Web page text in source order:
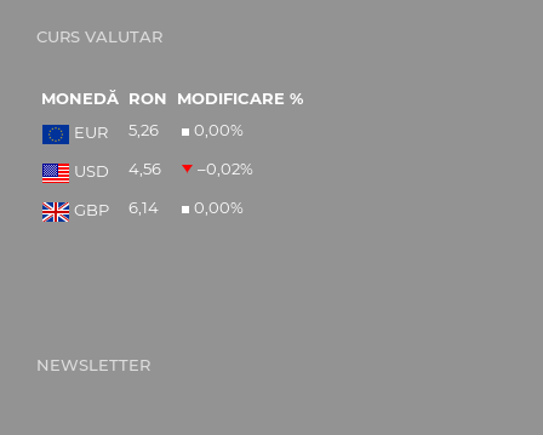
CURS VALUTAR
MONEDĂ RON
MODIFICARE %
EUR
5,26 0,00%
USD 4,56 –0,02%
GBP 6,14 0,00%
NEWSLETTER